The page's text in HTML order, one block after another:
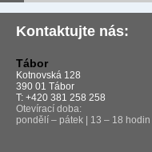
Kontaktujte nás:
Tábor
Kotnovská 128
390 01 Tábor
T: +420 381 258 258
Otevírací doba:
pondělí – pátek | 13 – 18 hodin